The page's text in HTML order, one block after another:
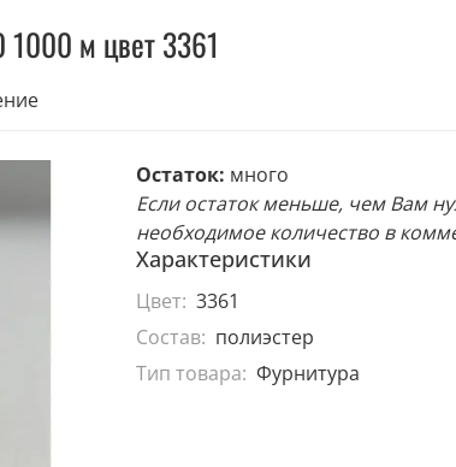
1000 м цвет 3361
Остаток: много
Если остаток меньше, чем Вам
необходимое количество в
Характеристики
Цвет: 3361
Состав: полиэстер
Тип товара: Фурнитура